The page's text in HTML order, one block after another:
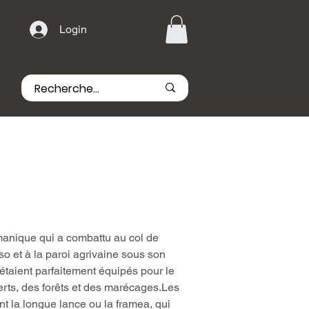
Login
qui a combattu au col de
et à la paroi agrivaine sous son
parfaitement équipés pour le
des forêts et des marécages.Les
la longue lance ou la framea, qui